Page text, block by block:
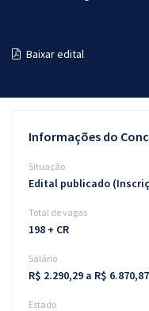
Graduação
Questões grátis
Blog
Aprovados
Atendimento
Baixar edital
Informações do
Situação
Edital publicado
Total de vagas
198 + CR
Salário
R$ 2.290,29 a R$ 6.870,87
Estado